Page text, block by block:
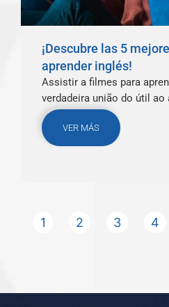
¡Descubre las 5
aprender inglés!
Assistir a filmes para
verdadeira união do útil ao
VER MÁS
1 2 3 4